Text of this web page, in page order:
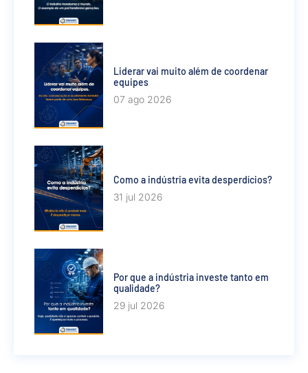
Liderar vai muito além de coordenar
equipes
07 ago 2026
Como a indústria evita desperdícios?
31 jul 2026
Por que a indústria investe tanto em
qualidade?
29 jul 2026